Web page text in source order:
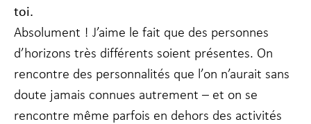
toi.
Absolument ! J’aime le fait que des personnes
d’horizons très différents soient présentes. On
rencontre des personnalités que l’on n’aurait sans
doute jamais connues autrement – et on se
rencontre même parfois en dehors des activités
visitez notre
site, vous
chances de
contenu et des
offres